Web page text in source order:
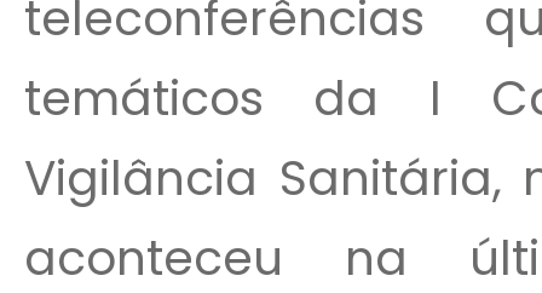
teleconferências
temáticos da I
Vigilância
aconteceu na